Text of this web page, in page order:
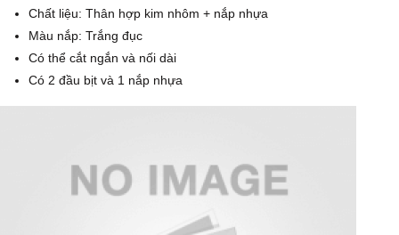
Chất liệu: Thân hợp kim nhôm + nắp nhựa
Màu nắp: Trắng đục
Có thể cắt ngắn và nối dài
Có 2 đầu bịt và 1 nắp nhựa